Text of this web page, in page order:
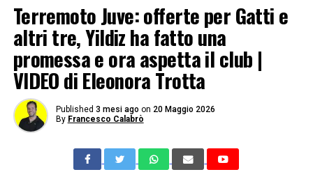
Terremoto Juve: offerte per Gatti e
altri tre, Yildiz ha fatto una
promessa e ora aspetta il club |
VIDEO di Eleonora Trotta
Published 3 mesi ago on 20 Maggio 2026
By Francesco Calabrò